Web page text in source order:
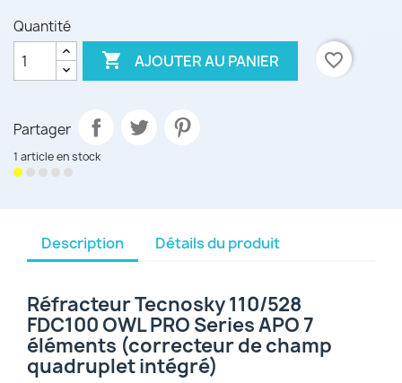
Quantité
 AJOUTER AU PANIER favorite_border
Partager
1 article en stock
Description Détails du produit
Réfracteur Tecnosky 110/528
FDC100 OWL PRO Series APO 7
éléments (correcteur de champ
quadruplet intégré)